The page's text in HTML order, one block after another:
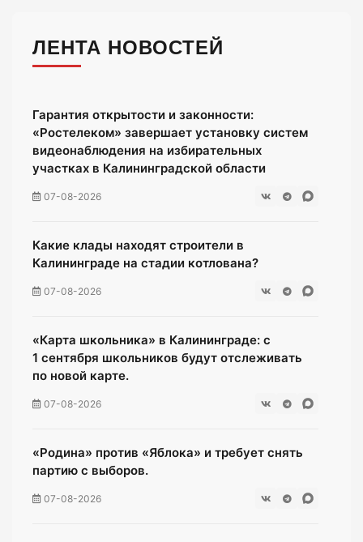
ЛЕНТА НОВОСТЕЙ
Гарантия открытости и законности:
«Ростелеком» завершает установку систем
видеонаблюдения на избирательных
участках в Калининградской области
07-08-2026
Какие клады находят строители в
Калининграде на стадии котлована?
07-08-2026
«Карта школьника» в Калининграде: с
1 сентября школьников будут отслеживать
по новой карте.
07-08-2026
«Родина» против «Яблока» и требует снять
партию с выборов.
07-08-2026